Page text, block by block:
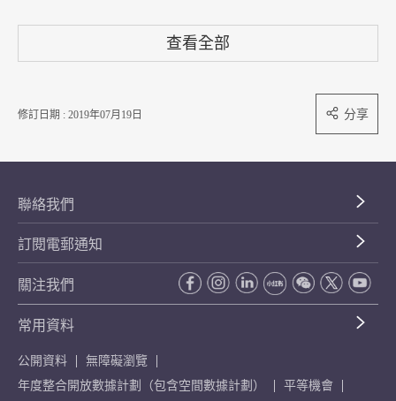
查看全部
修訂日期 : 2019年07月19日 分享
聯絡我們
訂閱電郵通知
關注我們
常用資料
公開資料
無障礙瀏覽
年度整合開放數據計劃（包含空間數據計劃）
平等機會